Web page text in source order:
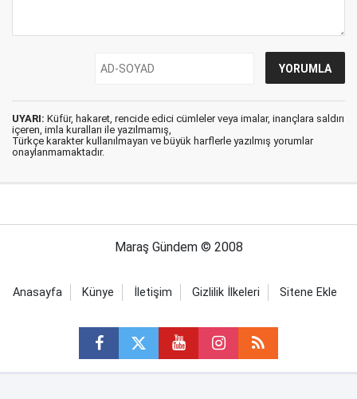
UYARI: Küfür, hakaret, rencide edici cümleler veya imalar, inançlara saldırı
içeren, imla kuralları ile yazılmamış,
Türkçe karakter kullanılmayan ve büyük harflerle yazılmış yorumlar
onaylanmamaktadır.
Maraş Gündem © 2008
Anasayfa Künye İletişim Gizlilik İlkeleri Sitene Ekle